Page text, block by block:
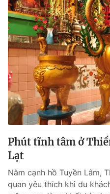
Video
VTV Money
VTV Sức khoẻ
Thị trường 24h
VTV4
VTV9
Phút tĩnh tâm ở
Lạt
Nằm cạnh hồ Tuyền Lâm,
quan yêu thích khi du